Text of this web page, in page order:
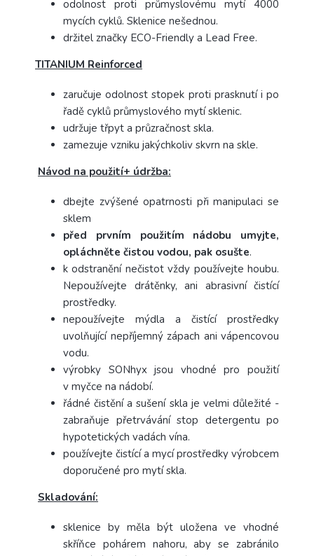
odolnost proti průmyslovému mytí 4000
mycích cyklů. Sklenice nešednou.
držitel značky ECO-Friendly a Lead Free.
TITANIUM Reinforced
zaručuje odolnost stopek proti prasknutí i po
řadě cyklů průmyslového mytí sklenic.
udržuje třpyt a průzračnost skla.
zamezuje vzniku jakýchkoliv skvrn na skle.
Návod na použití+ údržba:
dbejte zvýšené opatrnosti při manipulaci se
sklem
před prvním použitím nádobu umyjte,
opláchněte čistou vodou, pak osušte.
k odstranění nečistot vždy používejte houbu.
Nepoužívejte drátěnky, ani abrasivní čistící
prostředky.
nepoužívejte mýdla a čistící prostředky
uvolňující nepříjemný zápach ani vápencovou
vodu.
výrobky SONhyx jsou vhodné pro použití
v myčce na nádobí.
řádné čistění a sušení skla je velmi důležité -
zabraňuje přetrvávání stop detergentu po
hypotetických vadách vína.
používejte čistící a mycí prostředky výrobcem
doporučené pro mytí skla.
Skladování:
sklenice by měla být uložena ve vhodné
skříňce pohárem nahoru, aby se zabránilo